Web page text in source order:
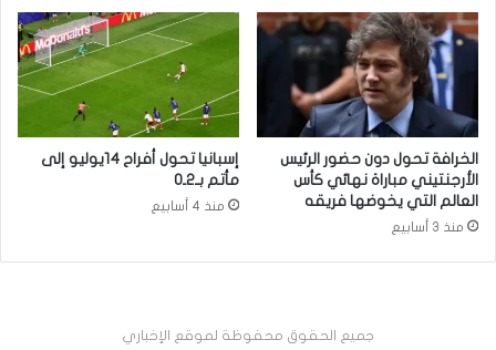
الخرافة تحول دون حضور الرئيس
الأرجنتيني مباراة نهائي كأس
العالم التي يخوضها فريقه
منذ 3 أسابيع
إسبانيا تحول أفراح 14يوليو إلى
مأتم بـ2ـ0
منذ 4 أسابيع
جميع الحقوق محفوظة لموقع الإخباري